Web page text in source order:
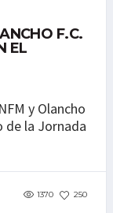
F.C.
EL
y Olancho
de la Jornada
1370 250